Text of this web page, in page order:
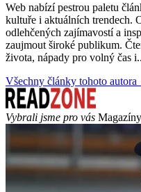
Web nabízí pestrou paletu
kultuře i aktuálních trendech.
odlehčených zajímavostí a
zaujmout široké publikum.
života, nápady pro volný čas
Všechny články tohoto
Vybrali jsme pro vás